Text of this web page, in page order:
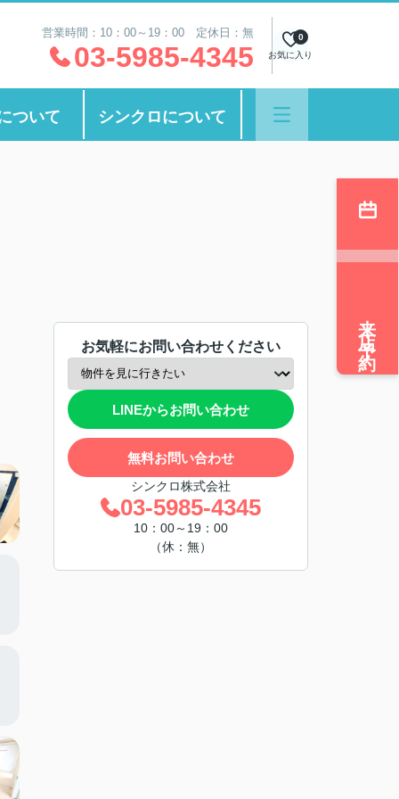
営業時間：10：00～19：00 定休日：無
03-5985-4345 お気に入り
0
ついて シンクロについて
お気軽にお問い合わせください
LINEからお問い合わせ
無料お問い合わせ
シンクロ株式会社
03-5985-4345
10：00～19：00
（休：無）
来店予約